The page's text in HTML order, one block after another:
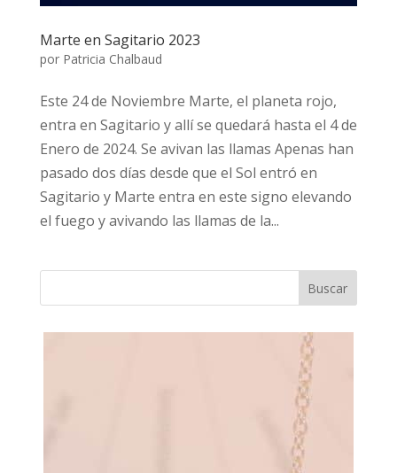
Marte en Sagitario 2023
por Patricia Chalbaud
Este 24 de Noviembre Marte, el planeta rojo,
entra en Sagitario y allí se quedará hasta el 4 de
Enero de 2024. Se avivan las llamas Apenas han
pasado dos días desde que el Sol entró en
Sagitario y Marte entra en este signo elevando
el fuego y avivando las llamas de la...